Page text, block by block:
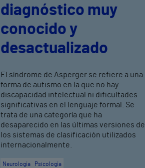
diagnóstico muy
conocido y
desactualizado
El síndrome de Asperger se refiere a una
forma de autismo en la que no hay
discapacidad intelectual ni dificultades
significativas en el lenguaje formal. Se
trata de una categoría que ha
desaparecido en las últimas versiones de
los sistemas de clasificación utilizados
internacionalmente.
Neurología Psicología